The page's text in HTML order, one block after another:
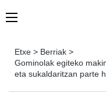
Etxe > Berriak >
Gominolak egiteko
eta sukaldaritzan parte